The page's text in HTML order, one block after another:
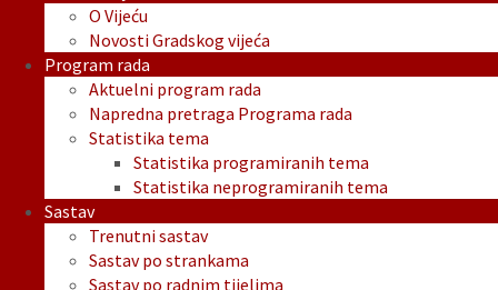
O Vijeću
Novosti Gradskog vijeća
Program rada
Aktuelni program rada
Napredna pretraga Programa rada
Statistika tema
Statistika programiranih tema
Statistika neprogramiranih tema
Sastav
Trenutni sastav
Sastav po strankama
Sastav po radnim tijelima